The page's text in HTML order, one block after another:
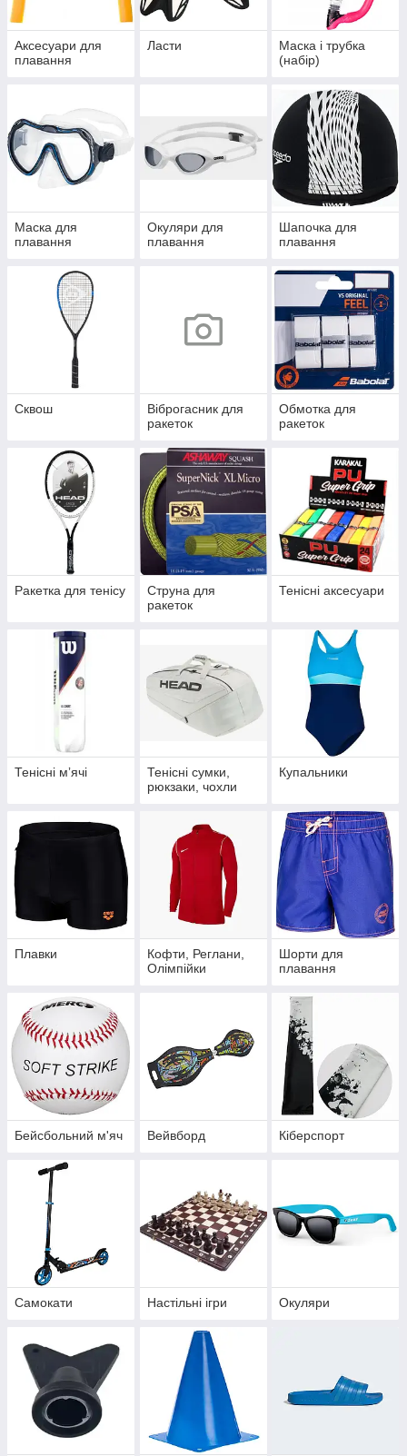
Аксесуари для
плавання
Ласти
Маска і трубка
(набір)
Маска для
плавання
Окуляри для
плавання
Шапочка для
плавання
Сквош
Віброгасник для
ракеток
Обмотка для
ракеток
Ракетка для тенісу
Струна для
ракеток
Тенісні аксесуари
Тенісні мʼячі
Тенісні сумки,
рюкзаки, чохли
Купальники
Плавки
Кофти, Реглани,
Олімпійки
Шорти для
плавання
Бейсбольний м'яч Вейвборд Кіберспорт
Самокати Настільні ігри Окуляри